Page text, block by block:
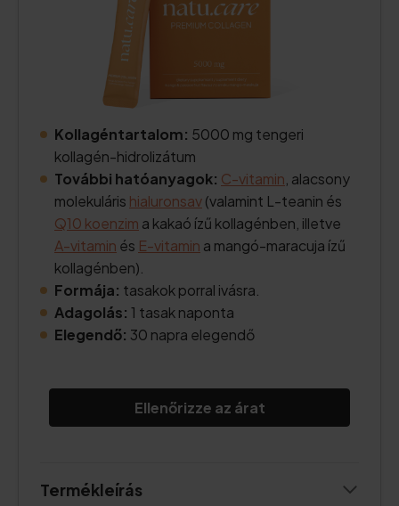
Kollagéntartalom: 5000 mg tengeri
kollagén-hidrolizátum
További hatóanyagok: C-vitamin , alacsony
molekuláris hialuronsav(valamint L-teanin és
Q10 koenzim a kakaó ízű kollagénben, illetve
A-vitamin és E-vitamin a mangó-maracuja ízű
kollagénben).
Formája: tasakok porral ivásra.
Adagolás: 1 tasak naponta
Elegendő: 30 napra elegendő
Ellenőrizze az árat
Termékleírás